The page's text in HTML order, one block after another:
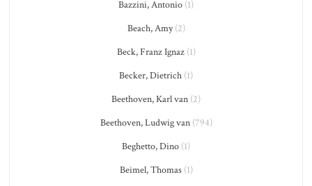
Bazzini, Antonio (1)
Beach, Amy(2)
Beck, Franz Ignaz(1)
Becker, Dietrich (1)
Beethoven, Karl van (2)
Beethoven, Ludwig van(794)
Beghetto, Dino (1)
Beimel, Thomas(1)